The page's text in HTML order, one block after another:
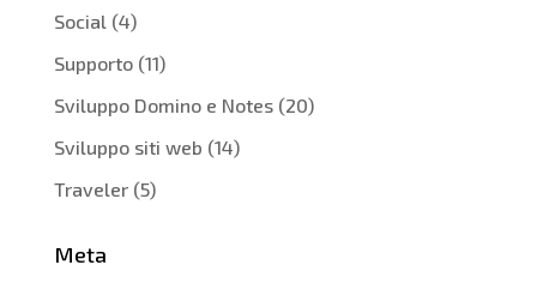
Social (4)
Supporto(11)
Sviluppo Domino e Notes(20)
Sviluppo siti web (14)
Traveler(5)
Meta